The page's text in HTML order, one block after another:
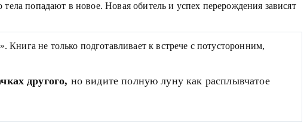
попадают в новое. Новая обитель и успех перерождения зависят
не только подготавливает к встрече с потусторонним,
другого, но видите полную луну как расплывчатое